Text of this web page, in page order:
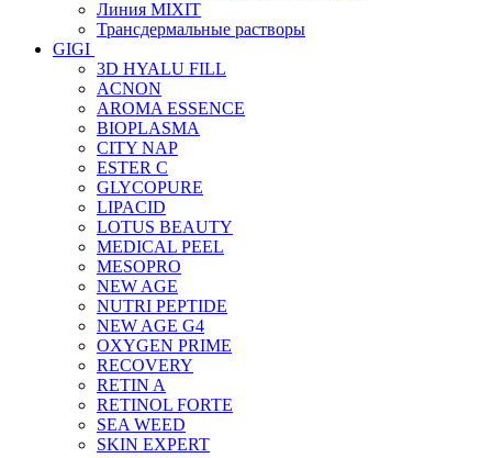
Линия MIXIT
Трансдермальные растворы
GIGI
3D HYALU FILL
ACNON
AROMA ESSENCE
BIOPLASMA
CITY NAP
ESTER C
GLYCOPURE
LIPACID
LOTUS BEAUTY
MEDICAL PEEL
MESOPRO
NEW AGE
NUTRI PEPTIDE
NEW AGE G4
OXYGEN PRIME
RECOVERY
RETIN A
RETINOL FORTE
SEA WEED
SKIN EXPERT